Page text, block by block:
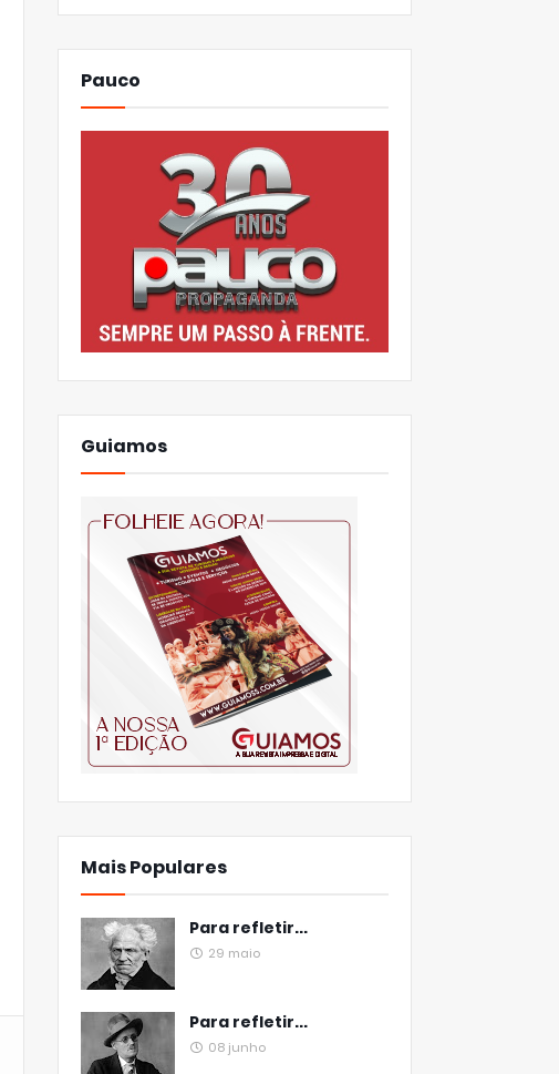
Pauco
Guiamos
Mais Populares
Para refletir...
29 maio
Para refletir...
08 junho